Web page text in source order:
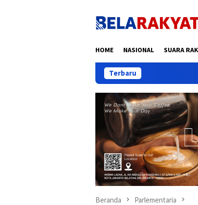
HOME NASIONAL SUARA
Terbaru
Beranda Parlementaria